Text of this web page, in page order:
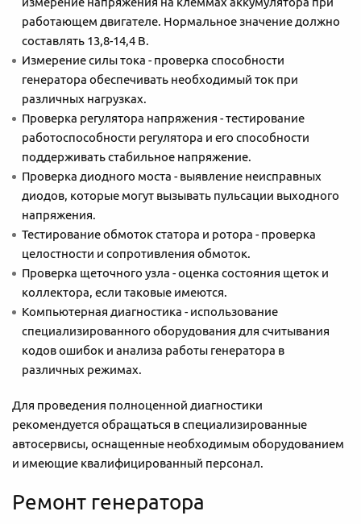
работающем двигателе. Нормальное значение должно
составлять 13,8-14,4 В.
Измерение силы тока - проверка способности
генератора обеспечивать необходимый ток при
различных нагрузках.
Проверка регулятора напряжения - тестирование
работоспособности регулятора и его способности
поддерживать стабильное напряжение.
Проверка диодного моста - выявление неисправных
диодов, которые могут вызывать пульсации выходного
напряжения.
Тестирование обмоток статора и ротора - проверка
целостности и сопротивления обмоток.
Проверка щеточного узла - оценка состояния щеток и
коллектора, если таковые имеются.
Компьютерная диагностика - использование
специализированного оборудования для считывания
кодов ошибок и анализа работы генератора в
различных режимах.
Для проведения полноценной диагностики
рекомендуется обращаться в специализированные
автосервисы, оснащенные необходимым оборудованием
и имеющие квалифицированный персонал.
Ремонт генератора